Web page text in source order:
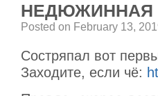
НЕДЮЖИННАЯ
Posted on February 13,
Состряпал вот
Заходите, если чё: